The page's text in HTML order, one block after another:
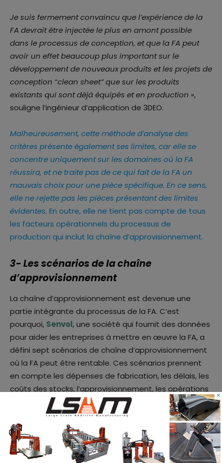
Je suis fermement convaincu que l’expérience de la
FA devrait être injectée le plus en amont possible
dans le processus de conception, et que la FA peut
avoir un effet beaucoup plus important sur le
développement de nouveaux produits et les projets de
conception “clean sheet” que sur les produits
existants qui sont déjà équipés et en production »,
souligne l’ingénieur d’application de 3DEO.
Malheureusement, cette méthode d’analyse des
critères présente également ses limites, car elle se
concentre uniquement sur les domaines où la FA
réussira, et ne traite pas de ce qui fait de la FA un
mauvais choix pour une pièce spécifique. En ce sens,
elle ne rejette pas les pièces présentant des limites
évidentes. En outre, elle ne tient pas compte de tous
les facteurs opérationnels du processus de
production qui inclut la chaîne d’approvisionnement.
3- Les scénarios de la chaîne
d’approvisionnement
La chaîne d’approvisionnement est devenue une
partie intégrante du processus de la FA. C’est
pourquoi, Senvol, une société qui fournit des données
pour aider les entreprises à mettre en œuvre la FA, a
défini sept scénarios de chaîne d’approvisionnement
où la FA peut être rentable. Ces scénarios prennent
en compte les dépenses de fabrication, les délais, les
coûts des stocks, l’approvisionnement, les opérations
à distance, les coûts d’importation/exportation et les
fonctionnalités.
×